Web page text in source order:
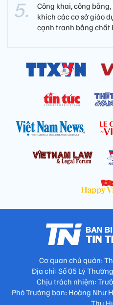
Công khai, công
khích các cơ sở giáo
cạnh tranh bằng chất
Cơ quan chủ quản:
Địa chỉ: Số 05 Lý
Chịu trách nhiệm:
Phó Trưởng ban: Hoàng Như
Thu